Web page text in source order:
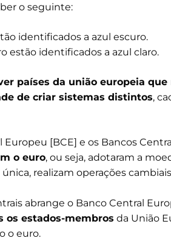
o seguinte:
identificados a azul escuro.
estão identificados a azul claro.
países da união europeia que
de criar sistemas distintos,
Europeu [BCE] e os Bancos
o euro, ou seja, adotaram a
realizam operações
abrange o Banco Central
os estados-membros da União
o euro.